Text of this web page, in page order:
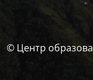
© Центр